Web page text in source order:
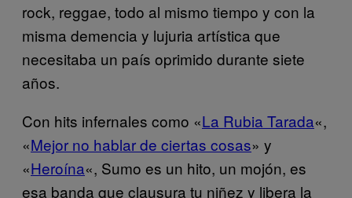
rock, reggae, todo al mismo tiempo y con la
misma demencia y lujuria artística que
necesitaba un país oprimido durante siete
años.
Con hits infernales como «La Rubia Tarada«,
«Mejor no hablar de ciertas cosas» y
«Heroína«, Sumo es un hito, un mojón, es
esa banda que clausura tu niñez y libera la